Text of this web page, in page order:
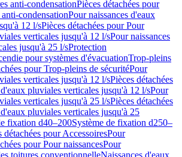
anti-condensationPièces détachées pour
condensationPour naissances d'eaux
12 l/sPièces détachées pour Pour
verticales jusqu'à 12 l/sPour naissances
jusqu'à 25 l/sProtection
pour systèmes d'évacuationTrop-pleins
pour Trop-pleins de sécuritéPour
verticales jusqu'à 12 l/sPièces détachées
pluviales verticales jusqu'à 12 l/sPour
verticales jusqu'à 25 l/sPièces détachées
pluviales verticales jusqu'à 25
fixation d40–200Système de fixation d250–
détachées pour AccessoiresPour
pour Pour naissancesPour
toitures conventionnelleNaissances d'eaux